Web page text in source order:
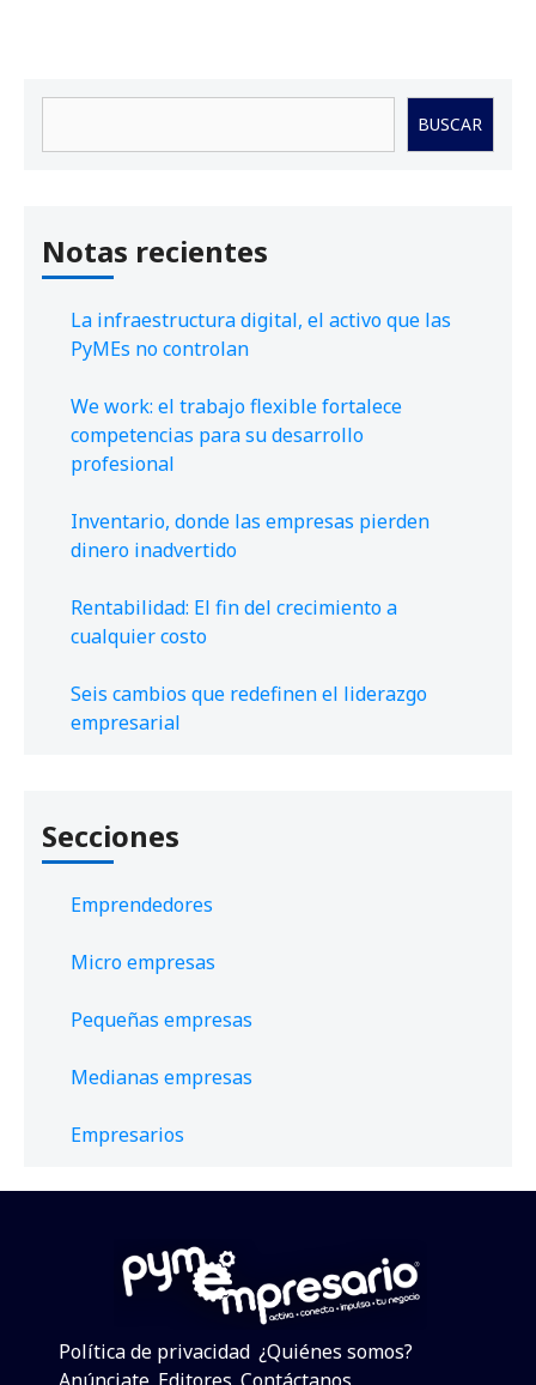
BUSCAR
Notas recientes
La infraestructura digital, el activo que las
PyMEs no controlan
We work: el trabajo flexible fortalece
competencias para su desarrollo
profesional
Inventario, donde las empresas pierden
dinero inadvertido
Rentabilidad: El fin del crecimiento a
cualquier costo
Seis cambios que redefinen el liderazgo
empresarial
Secciones
Emprendedores
Micro empresas
Pequeñas empresas
Medianas empresas
Empresarios
Política de privacidad ¿Quiénes somos?